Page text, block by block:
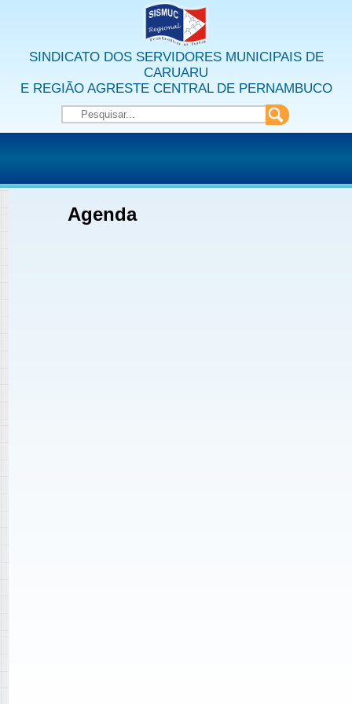
SINDICATO DOS SERVIDORES MUNICIPAIS DE
CARUARU
E REGIÃO AGRESTE CENTRAL DE PERNAMBUCO
Agenda